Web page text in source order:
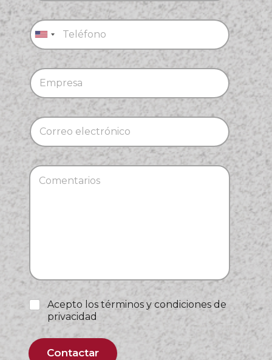
Acepto los términos y condiciones de
privacidad
Contactar